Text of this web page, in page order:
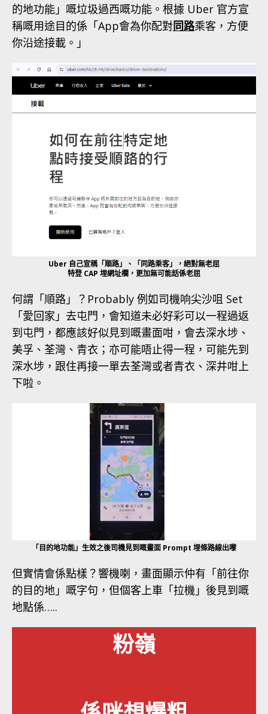
的地功能」嘅垃圾過西嘅功能。根據 Uber 官方宣
稱嘅用途目的係「App會為你配對同路乘客，方便
你沿途接載。」
Uber 自己宣稱「順路」、「同路乘客」，絕對無老屈
特登 CAP 埋網址欄，更加無可能話係老屈
何謂「順路」？Probably 例如司機响尖沙咀 Set
「愛回家」去屯門，會知道未必好彩可以一程過返
到屯門，都應該好似見到嘅畫面咁，會去深水埗、
美孚、荃灣、青衣；亦可能唔止得一程，可能先到
深水埗，跟住再接一單去荃灣或者青衣、深井咁上
下啦。
「目的地功能」生效之後司機見到嘅畫面 Prompt 埋條路線出嚟
但實情會係點樣？響機喇，畫面顯示仲有「前往你
的目的地」嘅字句，但個客上車「拉機」後見到嘅
地點係…..
粉嶺